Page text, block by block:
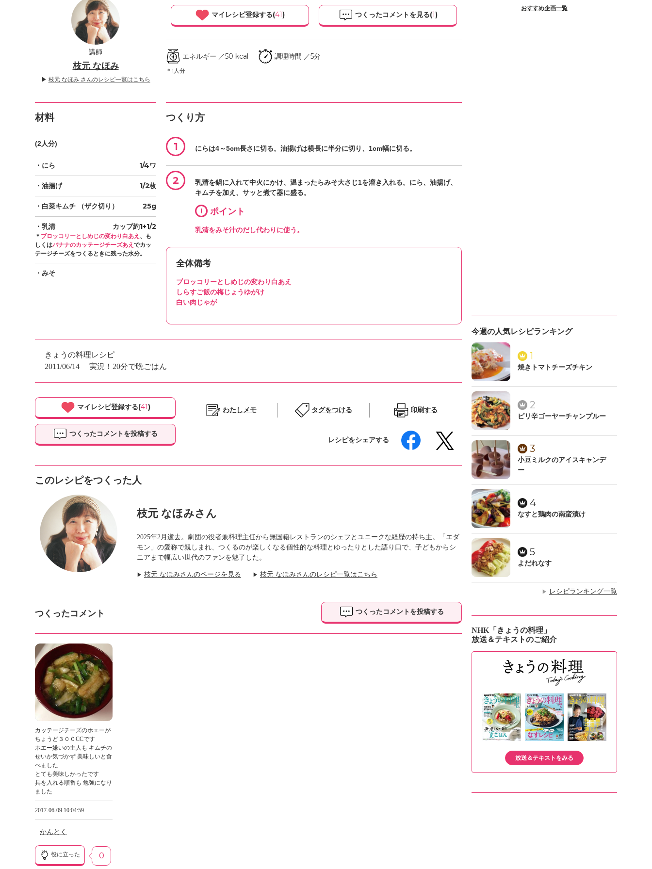
講師
枝元 なほみ
▶ 枝元 なほみ さんのレシピ一覧はこちら
マイレシピ登録する(41) つくったコメントを見る(1)
エネルギー ／50 kcal
＊1人分
調理時間 ／5分
材料
(2人分)
・にら 1/4ワ
・油揚げ 1/2枚
・白菜キムチ （ザク切り） 25g
・乳清 カップ約1+1/2
＊ ブロッコリーとしめじの変わり白あえ 、も
しくはバナナのカッテージチーズあえ でカッ
テージチーズをつくるときに残った水分。
・みそ
つくり方
1 にらは4～5cm長さに切る。油揚げは横長に半分に切り、1cm幅に切る。
2
乳清を鍋に入れて中火にかけ、温まったらみそ大さじ1を溶き入れる。にら、油揚げ、
キムチを加え、サッと煮て器に盛る。
! ポイント
乳清をみそ汁のだし代わりに使う。
全体備考
ブロッコリーとしめじの変わり白あえ
しらすご飯の梅じょうゆがけ
白い肉じゃが
きょうの料理レシピ
2011/06/14
実況！20分で晩ごはん
マイレシピ登録する(41)
つくったコメントを投稿する
わたしメモ タグをつける 印刷する
レシピをシェアする
このレシピをつくった人
枝元 なほみさん
2025年2月逝去。劇団の役者兼料理主任から無国籍レストランのシェフとユニークな経歴の持ち主。「エダ
モン」の愛称で親しまれ、つくるのが楽しくなる個性的な料理とゆったりとした語り口で、子どもからシ
ニアまで幅広い世代のファンを魅了した。
▶ 枝元 なほみさんのページを見る ▶ 枝元 なほみさんのレシピ一覧はこちら
つくったコメント つくったコメントを投稿する
カッテージチーズのホエーが
ちょうど３００CCです
ホエー嫌いの主人も キムチの
せいか気づかず 美味しいと食
べました
とても美味しかったです
具を入れる順番も 勉強になり
ました
2017-06-09 10:04:59
かんとく
役に立った 0
おすすめ企画一覧
今週の人気レシピランキング
1
焼きトマトチーズチキン
2
ピリ辛ゴーヤーチャンプルー
3
小豆ミルクのアイスキャンデ
ー
4
なすと鶏肉の南蛮漬け
5
よだれなす
▶ レシピランキング一覧
NHK「きょうの料理」
放送＆テキストのご紹介
放送＆テキストをみる